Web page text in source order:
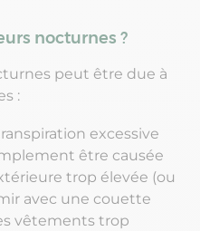
nocturnes ?
peut être due à
:
excessive
être causée
trop élevée (ou
avec une couette
vêtements trop